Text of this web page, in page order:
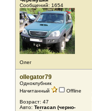
Сообщений: 1654
Олег
ollegator79
Одноклубник
Начитанный
Offline
Возраст: 47
Авто: Terracan (черно-